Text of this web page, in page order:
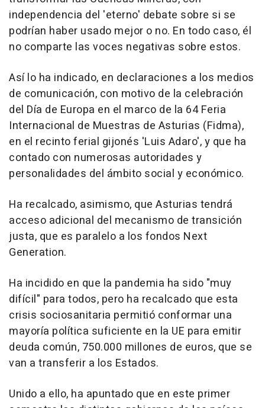
independencia del 'eterno' debate sobre si se
podrían haber usado mejor o no. En todo caso, él
no comparte las voces negativas sobre estos.
Así lo ha indicado, en declaraciones a los medios
de comunicación, con motivo de la celebración
del Día de Europa en el marco de la 64 Feria
Internacional de Muestras de Asturias (Fidma),
en el recinto ferial gijonés 'Luis Adaro', y que ha
contado con numerosas autoridades y
personalidades del ámbito social y económico.
Ha recalcado, asimismo, que Asturias tendrá
acceso adicional del mecanismo de transición
justa, que es paralelo a los fondos Next
Generation.
Ha incidido en que la pandemia ha sido "muy
difícil" para todos, pero ha recalcado que esta
crisis sociosanitaria permitió conformar una
mayoría política suficiente en la UE para emitir
deuda común, 750.000 millones de euros, que se
van a transferir a los Estados.
Unido a ello, ha apuntado que en este primer